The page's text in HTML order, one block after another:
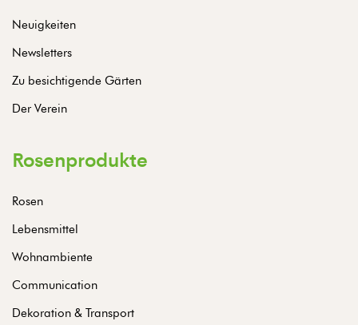
Neuigkeiten
Newsletters
Zu besichtigende Gärten
Der Verein
Rosenprodukte
Rosen
Lebensmittel
Wohnambiente
Communication
Dekoration & Transport